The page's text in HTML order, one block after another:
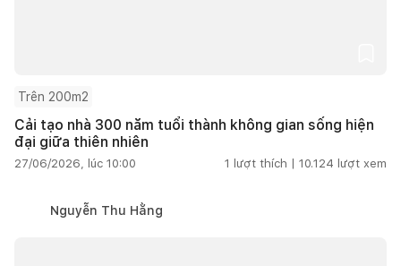
Trên 200m2
Cải tạo nhà 300 năm tuổi thành không gian sống hiện
đại giữa thiên nhiên
27/06/2026, lúc 10:00 1 lượt thích | 10.124 lượt xem
Nguyễn Thu Hằng